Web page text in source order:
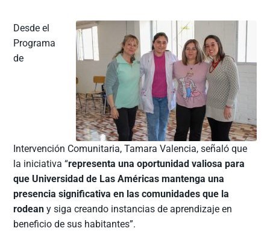
Desde el
Programa
de
Intervención Comunitaria, Tamara Valencia, señaló que
la iniciativa “representa una oportunidad valiosa para
que Universidad de Las Américas mantenga una
presencia significativa en las comunidades que la
rodean y siga creando instancias de aprendizaje en
beneficio de sus habitantes”.